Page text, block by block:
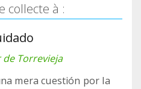
collecte à :
Torrevieja
mera cuestión por la